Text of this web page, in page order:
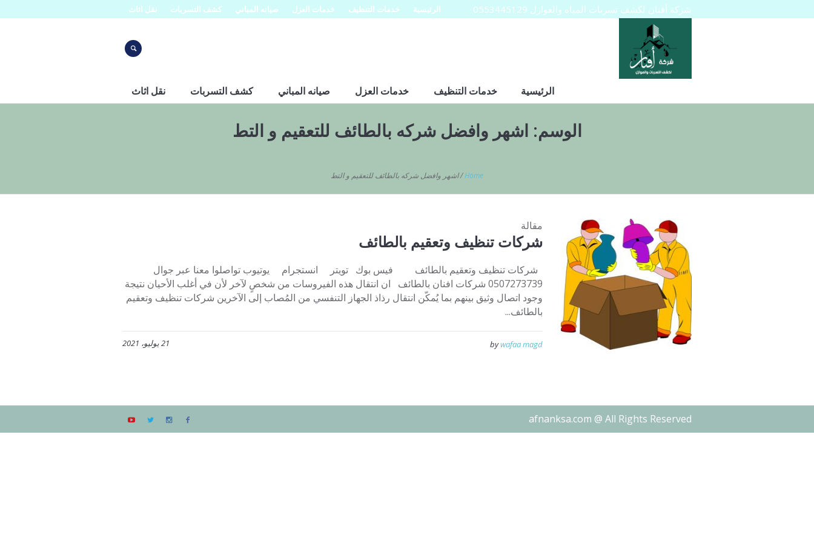
الرئيسية خدمات التنظيف خدمات العزل صيانه المباني كشف التسربات نقل اثاث شركة أفنان لكشف تسربات المياه والعوازل 0553445129
الرئيسية خدمات التنظيف خدمات العزل صيانه المباني كشف التسربات نقل اثاث
الوسم: اشهر وافضل شركه بالطائف للتعقيم و التط
Home
/اشهر وافضل شركه بالطائف للتعقيم و التط
مقالة
شركات تنظيف وتعقيم بالطائف
شركات تنظيف وتعقيم بالطائف فيس بوك تويتر انستجرام يوتيوب تواصلوا معنا عبر جوال
0507273739 شركات افنان بالطائف ان انتقال هذه الفيروسات من شخصٍ لآخر لأن في أغلب الأحيان نتيجة
وجود اتصال وثيق بينهم بما يُمكّن انتقال رذاذ الجهاز التنفسي من المُصاب إلى الآخرين شركات تنظيف وتعقيم
بالطائف...
21 يوليو، 2021 bywafaa magd
afnanksa.com @ All Rights Reserved